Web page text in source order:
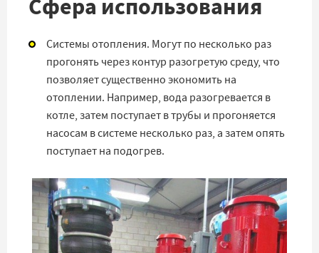
Сфера использования
Системы отопления. Могут по несколько раз
прогонять через контур разогретую среду, что
позволяет существенно экономить на
отоплении. Например, вода разогревается в
котле, затем поступает в трубы и прогоняется
насосам в системе несколько раз, а затем опять
поступает на подогрев.